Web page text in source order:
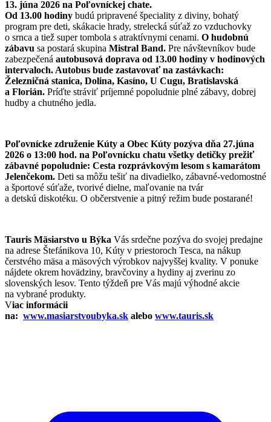
13. júna 2026 na Poľovníckej chate.
Od 13.00 hodiny budú pripravené špeciality z diviny, bohatý
program pre deti, skákacie hrady, strelecká súťaž zo vzduchovky
o srnca a tiež super tombola s atraktívnymi cenami. O hudobnú
zábavu sa postará skupina Mistral Band. Pre návštevníkov bude
zabezpečená autobusová doprava od 13.00 hodiny v hodinových
intervaloch. Autobus bude zastavovať na zastávkach:
Železničná stanica, Dolina, Kasíno, U Cugu, Bratislavská
a Florián. Príďte stráviť príjemné popoludnie plné zábavy, dobrej
hudby a chutného jedla.
Poľovnícke združenie Kúty a Obec Kúty pozýva dňa 27.júna
2026 o 13:00 hod. na Poľovnícku chatu všetky detičky prežiť
zábavné popoludnie: Cesta rozprávkovým lesom s kamarátom
Jelenčekom. Deti sa môžu tešiť na divadielko, zábavné-vedomostné
a športové súťaže, tvorivé dielne, maľovanie na tvár
a detskú diskotéku. O občerstvenie a pitný režim bude postarané!
Tauris Mäsiarstvo u Býka Vás srdečne pozýva do svojej predajne
na adrese Štefánikova 10, Kúty v priestoroch Tesca, na nákup
čerstvého mäsa a mäsových výrobkov najvyššej kvality. V ponuke
nájdete okrem hovädziny, bravčoviny a hydiny aj zverinu zo
slovenských lesov. Tento týždeň pre Vás majú výhodné akcie
na vybrané produkty.
Viac informácii
na: www.masiarstvoubyka.sk alebo www.tauris.sk